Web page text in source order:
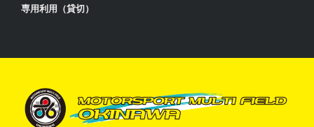
専用利用（貸切）